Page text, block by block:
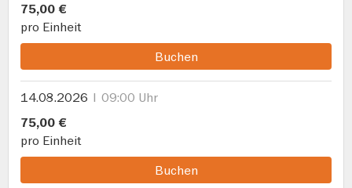
75,00 €
pro Einheit
Buchen
14.08.2026
09:00 Uhr
75,00 €
pro Einheit
Buchen